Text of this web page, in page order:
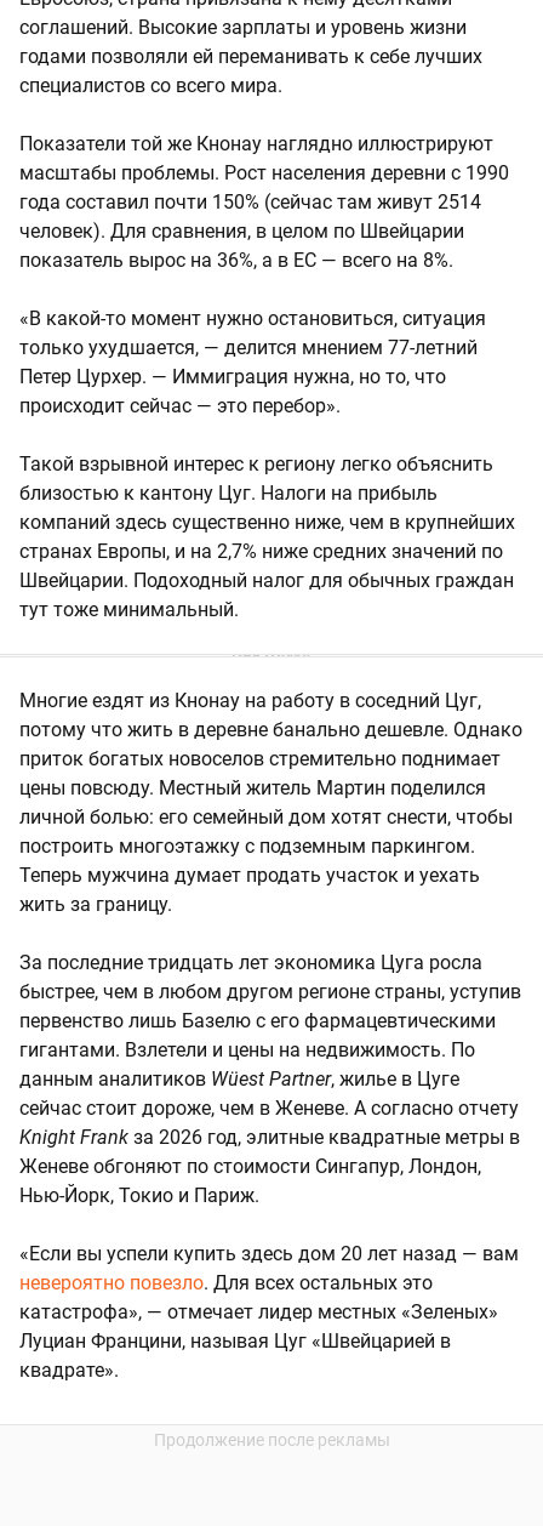
соглашений. Высокие зарплаты и уровень жизни
годами позволяли ей переманивать к себе лучших
специалистов со всего мира.
Показатели той же Кнонау наглядно иллюстрируют
масштабы проблемы. Рост населения деревни с 1990
года составил почти 150% (сейчас там живут 2514
человек). Для сравнения, в целом по Швейцарии
показатель вырос на 36%, а в ЕС — всего на 8%.
«В какой-то момент нужно остановиться, ситуация
только ухудшается, — делится мнением 77-летний
Петер Цурхер. — Иммиграция нужна, но то, что
происходит сейчас — это перебор».
Такой взрывной интерес к региону легко объяснить
близостью к кантону Цуг. Налоги на прибыль
компаний здесь существенно ниже, чем в крупнейших
странах Европы, и на 2,7% ниже средних значений по
Швейцарии. Подоходный налог для обычных граждан
тут тоже минимальный.
Многие ездят из Кнонау на работу в соседний Цуг,
потому что жить в деревне банально дешевле. Однако
приток богатых новоселов стремительно поднимает
цены повсюду. Местный житель Мартин поделился
личной болью: его семейный дом хотят снести, чтобы
построить многоэтажку с подземным паркингом.
Теперь мужчина думает продать участок и уехать
жить за границу.
За последние тридцать лет экономика Цуга росла
быстрее, чем в любом другом регионе страны, уступив
первенство лишь Базелю с его фармацевтическими
гигантами. Взлетели и цены на недвижимость. По
данным аналитиков Wüest Partner, жилье в Цуге
сейчас стоит дороже, чем в Женеве. А согласно отчету
Knight Frank за 2026 год, элитные квадратные метры в
Женеве обгоняют по стоимости Сингапур, Лондон,
Нью-Йорк, Токио и Париж.
«Если вы успели купить здесь дом 20 лет назад — вам
невероятно повезло. Для всех остальных это
катастрофа», — отмечает лидер местных «Зеленых»
Луциан Францини, называя Цуг «Швейцарией в
квадрате».